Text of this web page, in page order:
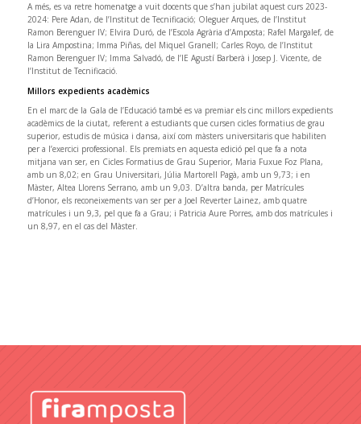
A més, es va retre homenatge a vuit docents que s’han jubilat aquest curs 2023-
2024: Pere Adan, de l’Institut de Tecnificació; Oleguer Arques, de l’Institut
Ramon Berenguer IV; Elvira Duró, de l’Escola Agrària d’Amposta; Rafel Margalef, de
la Lira Ampostina; Imma Piñas, del Miquel Granell; Carles Royo, de l’Institut
Ramon Berenguer IV; Imma Salvadó, de l’IE Agustí Barberà i Josep J. Vicente, de
l’Institut de Tecnificació.
Millors expedients acadèmics
En el marc de la Gala de l’Educació també es va premiar els cinc millors expedients
acadèmics de la ciutat, referent a estudiants que cursen cicles formatius de grau
superior, estudis de música i dansa, així com màsters universitaris que habiliten
per a l’exercici professional. Els premiats en aquesta edició pel que fa a nota
mitjana van ser, en Cicles Formatius de Grau Superior, Maria Fuxue Foz Plana,
amb un 8,02; en Grau Universitari, Júlia Martorell Pagà, amb un 9,73; i en
Màster, Altea Llorens Serrano, amb un 9,03. D’altra banda, per Matrícules
d’Honor, els reconeixements van ser per a Joel Reverter Lainez, amb quatre
matrícules i un 9,3, pel que fa a Grau; i Patricia Aure Porres, amb dos matrícules i
un 8,97, en el cas del Màster.